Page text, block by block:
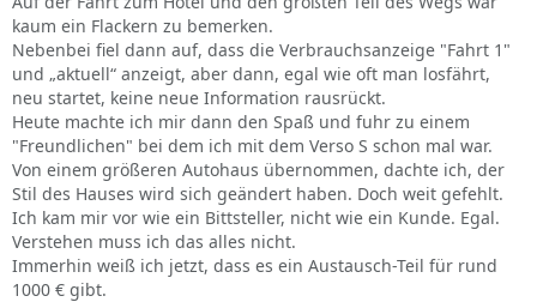
kaum ein Flackern zu bemerken.
Nebenbei fiel dann auf, dass die Verbrauchsanzeige "Fahrt 1"
und „aktuell“ anzeigt, aber dann, egal wie oft man losfährt,
neu startet, keine neue Information rausrückt.
Heute machte ich mir dann den Spaß und fuhr zu einem
"Freundlichen" bei dem ich mit dem Verso S schon mal war.
Von einem größeren Autohaus übernommen, dachte ich, der
Stil des Hauses wird sich geändert haben. Doch weit gefehlt.
Ich kam mir vor wie ein Bittsteller, nicht wie ein Kunde. Egal.
Verstehen muss ich das alles nicht.
Immerhin weiß ich jetzt, dass es ein Austausch-Teil für rund
1000 € gibt.